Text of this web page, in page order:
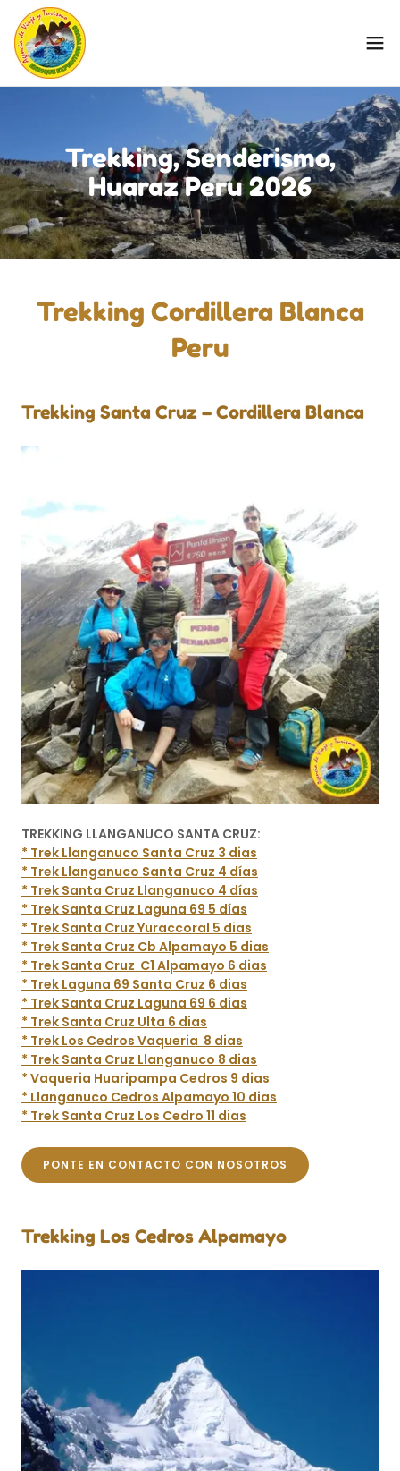
Trekking, Senderismo,
Huaraz Peru 2026
Trekking Cordillera Blanca
Peru
Trekking Santa Cruz – Cordillera Blanca
TREKKING LLANGANUCO SANTA CRUZ:
* Trek Llanganuco Santa Cruz 3 dias
* Trek Llanganuco Santa Cruz 4 días
* Trek Santa Cruz Llanganuco 4 días
* Trek Santa Cruz Laguna 69 5 días
* Trek Santa Cruz Yuraccoral 5 dias
* Trek Santa Cruz Cb Alpamayo 5 dias
* Trek Santa Cruz C1 Alpamayo 6 dias
* Trek Laguna 69 Santa Cruz 6 dias
* Trek Santa Cruz Laguna 69 6 dias
* Trek Santa Cruz Ulta 6 dias
* Trek Los Cedros Vaqueria 8 dias
* Trek Santa Cruz Llanganuco 8 dias
* Vaqueria Huaripampa Cedros 9 dias
* Llanganuco Cedros Alpamayo 10 dias
* Trek Santa Cruz Los Cedro 11 dias
PONTE EN CONTACTO CON NOSOTROS
Trekking Los Cedros Alpamayo